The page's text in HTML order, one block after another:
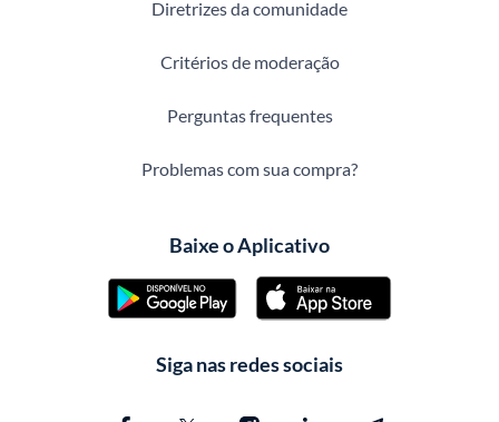
Diretrizes da comunidade
Critérios de moderação
Perguntas frequentes
Problemas com sua compra?
Baixe o Aplicativo
Siga nas redes sociais